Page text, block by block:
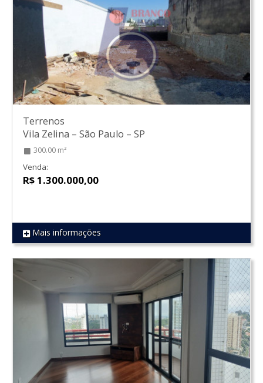
REF 1423
Terrenos
Vila Zelina – São Paulo – SP
300.00 m²
Venda:
R$ 1.300.000,00
Mais informações